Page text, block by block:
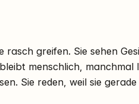
rasch greifen. Sie sehen
menschlich, manchmal
Sie reden, weil sie